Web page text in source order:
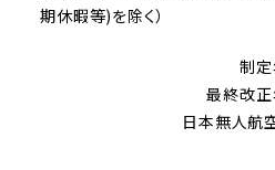
期休暇等)を除く）
制
最終改
日本無人航